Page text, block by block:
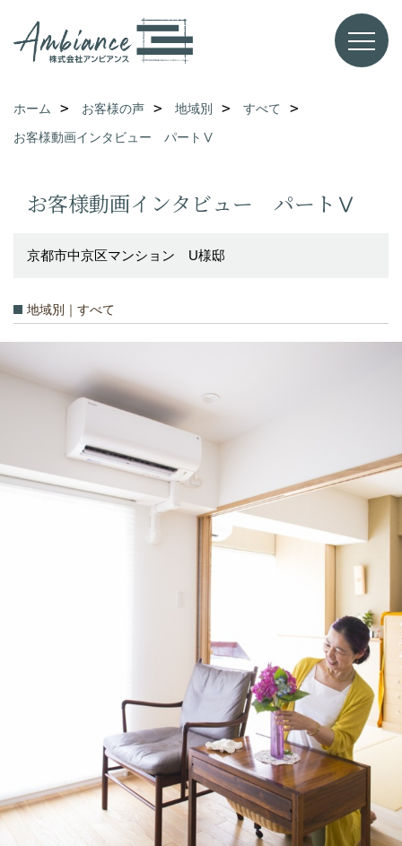
ホーム お客様の声 地域別
すべて
お客様動画インタビュー パートⅤ
お客様動画インタビュー パートⅤ
京都市中京区マンション U様邸
地域別｜すべて